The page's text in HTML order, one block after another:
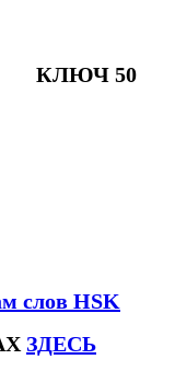
КЛЮЧ 50
слов HSK
ЗДЕСЬ